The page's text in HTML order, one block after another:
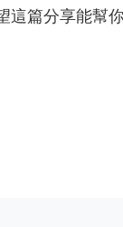
這篇分享能幫